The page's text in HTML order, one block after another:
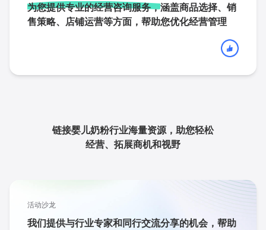
为您提供专业的经营咨询服务，涵盖商品选择、销
售策略、店铺运营等方面，帮助您优化经营管理
链接婴儿奶粉行业海量资源，助您轻松
经营、拓展商机和视野
活动沙龙
我们提供与行业专家和同行交流分享的机会，帮助